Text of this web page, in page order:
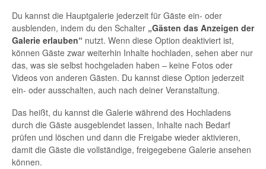
Du kannst die Hauptgalerie jederzeit für Gäste ein- oder
ausblenden, indem du den Schalter „Gästen das Anzeigen der
Galerie erlauben“ nutzt. Wenn diese Option deaktiviert ist,
können Gäste zwar weiterhin Inhalte hochladen, sehen aber nur
das, was sie selbst hochgeladen haben – keine Fotos oder
Videos von anderen Gästen. Du kannst diese Option jederzeit
ein- oder ausschalten, auch nach deiner Veranstaltung.
Das heißt, du kannst die Galerie während des Hochladens
durch die Gäste ausgeblendet lassen, Inhalte nach Bedarf
prüfen und löschen und dann die Freigabe wieder aktivieren,
damit die Gäste die vollständige, freigegebene Galerie ansehen
können.